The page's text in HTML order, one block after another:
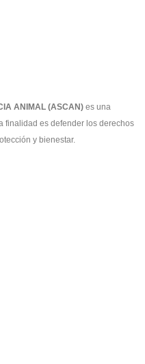
ANIMAL (ASCAN) es una
finalidad es defender los derechos
y bienestar.